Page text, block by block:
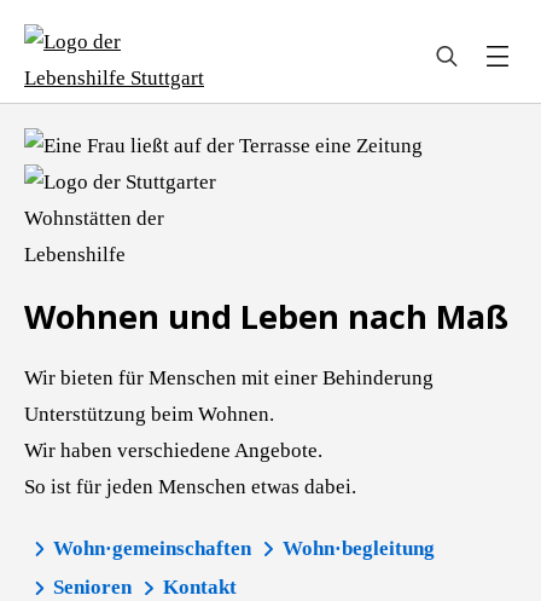
Search
for:
Wohnen und Leben nach Maß
Wir bieten für Menschen mit einer Behinderung
Unterstützung beim Wohnen.
Wir haben verschiedene Angebote.
So ist für jeden Menschen etwas dabei.
Wohn·gemeinschaften
Wohn·begleitung
Senioren
Kontakt